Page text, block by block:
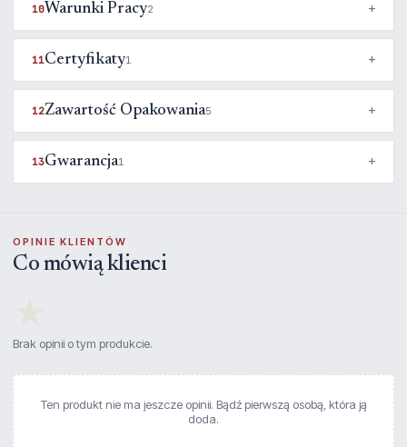
10Warunki Pracy2
11Certyfikaty1
12Zawartość Opakowania5
13Gwarancja1
OPINIE KLIENTÓW
Co mówią klienci
Brak opinii o tym produkcie.
Ten produkt nie ma jeszcze opinii. Bądź pierwszą osobą, która ją
doda.